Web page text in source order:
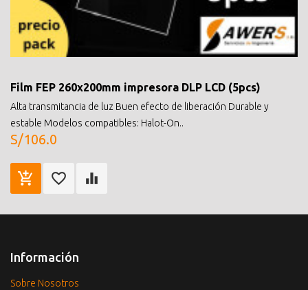
Film FEP 260x200mm impresora DLP LCD (5pcs)
Alta transmitancia de luz Buen efecto de liberación Durable y
estable Modelos compatibles: Halot-On..
S/106.0
Información
Sobre Nosotros